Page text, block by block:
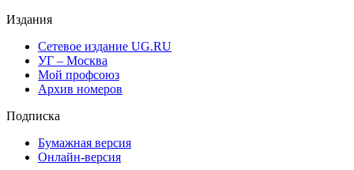
Издания
Сетевое издание UG.RU
УГ – Москва
Мой профсоюз
Архив номеров
Подписка
Бумажная версия
Онлайн-версия